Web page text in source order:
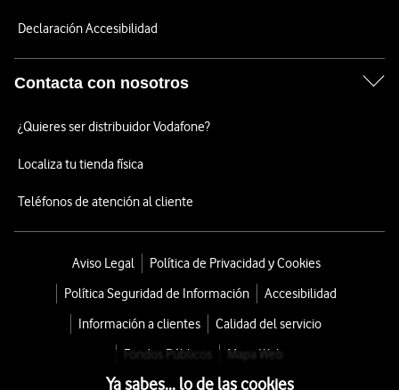
Declaración Accesibilidad
Contacta con nosotros
¿Quieres ser distribuidor Vodafone?
Localiza tu tienda física
Teléfonos de atención al cliente
Aviso Legal
Política de Privacidad y Cookies
Política Seguridad de Información
Accesibilidad
Información a clientes
Calidad del servicio
Fondos Públicos
Mapa Web
Ya sabes... lo de las cookies